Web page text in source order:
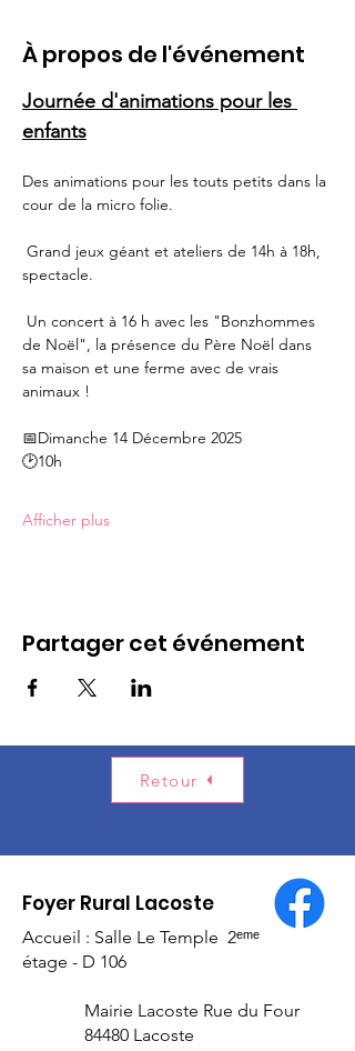
À propos de l'événement
Journée d'animations pour les
enfants
Des animations pour les touts petits dans la
cour de la micro folie.
spectacle.
de Noël", la présence du Père Noël dans
sa maison et une ferme avec de vrais
animaux !
📅Dimanche 14 Décembre 2025
🕑10h
Afficher plus
Partager cet événement
Retour
Foyer Rural Lacoste
Accueil : Salle Le Temple 2ᵉᵐᵉ
étage - D 106
Mairie Lacoste Rue du Four
84480 Lacoste